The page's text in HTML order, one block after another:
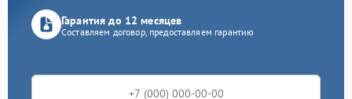
Гарантия до 12 месяцев
Составляем договор, предоставляем гарантию